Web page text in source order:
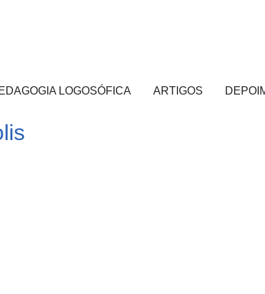
LOGOSÓFICA ARTIGOS